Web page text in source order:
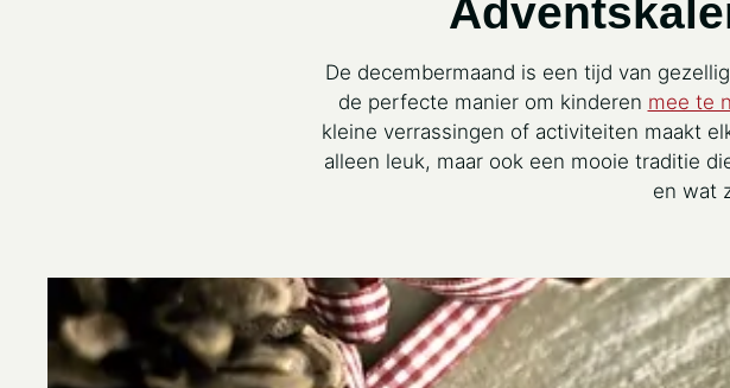
De decembermaand is een tijd van
de perfecte manier om kinderen mee te
kleine verrassingen of activiteiten maakt
alleen leuk, maar ook een mooie traditie
en wat